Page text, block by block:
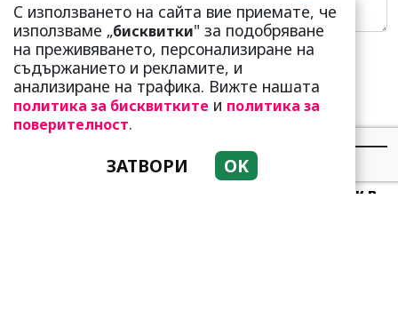
НАЙ-ЧЕТЕНИ НАЙ-КОМЕНТИРАНИ
Много скоро! Тези три
зодии ще получат „нож в
С използването на сайта вие приемате, че
използваме „бисквитки" за подобряване
на преживяването, персонализиране на
съдържанието и рекламите, и
анализиране на трафика. Вижте нашата
политика за бисквитките и политика за
поверителност.
ЗАТВОРИ OK